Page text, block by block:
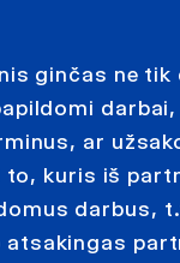
ginčas ne
ar
to, kuris iš
darbus,
atsakingas